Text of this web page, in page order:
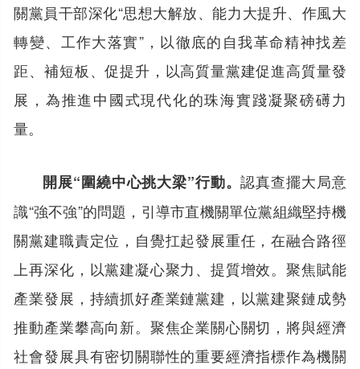
關黨員干部深化“思想大解放、能力大提升、作風大
轉變、工作大落實”，以徹底的自我革命精神找差
距、補短板、促提升，以高質量黨建促進高質量發
展，為推進中國式現代化的珠海實踐凝聚磅礡力
量。
開展“圍繞中心挑大梁”行動。認真查擺大局意
識“強不強”的問題，引導市直機關單位黨組織堅持機
關黨建職責定位，自覺扛起發展重任，在融合路徑
上再深化，以黨建凝心聚力、提質增效。聚焦賦能
產業發展，持續抓好產業鏈黨建，以黨建聚鏈成勢
推動產業攀高向新。聚焦企業關心關切，將與經濟
社會發展具有密切關聯性的重要經濟指標作為機關